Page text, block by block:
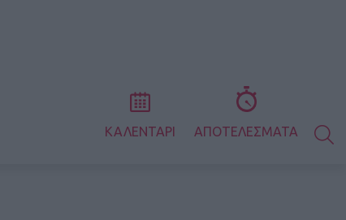
ΚΑΛΕΝΤΑΡΙ ΑΠΟΤΕΛΕΣΜΑΤΑ